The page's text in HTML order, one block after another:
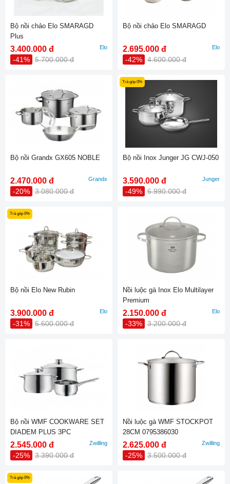
Bộ nồi chảo Elo SMARAGD
Plus
3.400.000 đ
-41% 5.700.000 đ
Elo
Bộ nồi chảo Elo SMARAGD
2.695.000 đ
-42% 4.600.000 đ
Elo
Bộ nồi Grandx GX605 NOBLE
2.470.000 đ
-20% 3.080.000 đ
Grandx
Trả góp 0%
Bộ nồi Inox Junger JG CWJ-050
3.590.000 đ
-49% 6.990.000 đ
Junger
Trả góp 0%
Bộ nồi Elo New Rubin
3.900.000 đ
-31% 5.600.000 đ
Elo
Nồi luộc gà Inox Elo Multilayer
Premium
2.150.000 đ
-33% 3.200.000 đ
Elo
Bộ nồi WMF COOKWARE SET
DIADEM PLUS 3PC
0730299990
2.545.000 đ
-25% 3.390.000 đ
Zwilling
Nồi luộc gà WMF STOCKPOT
28CM 0795386030
2.625.000 đ
-25% 3.500.000 đ
Zwilling
Trả góp 0%